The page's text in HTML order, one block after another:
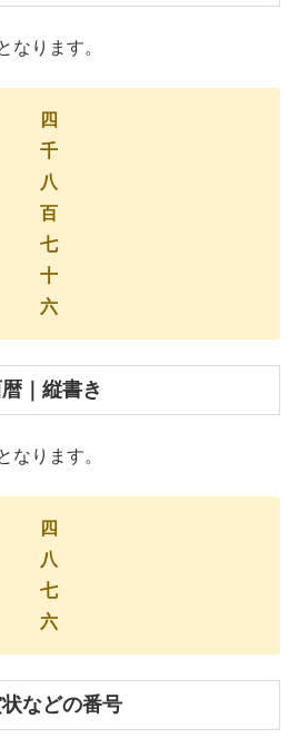
なります。
四
千
八
百
七
十
六
｜縦書き
なります。
四
八
七
六
などの番号